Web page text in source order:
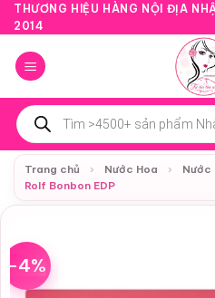
Bỏ
qua
nội
dung
THƯƠNG HIỆU HÀNG NỘI ĐỊA
2014
Tìm
kiếm
sản
phẩm
Trang chủ
› Nước Hoa › Nước
Rolf Bonbon EDP
-4%